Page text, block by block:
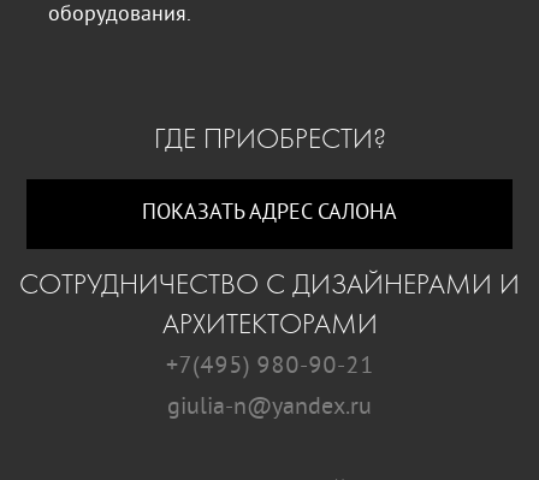
оборудования.
ГДЕ ПРИОБРЕСТИ?
ПОКАЗАТЬ АДРЕС САЛОНА
СОТРУДНИЧЕСТВО С ДИЗАЙНЕРАМИ И
АРХИТЕКТОРАМИ
+7(495) 980-90-21
giulia-n@yandex.ru